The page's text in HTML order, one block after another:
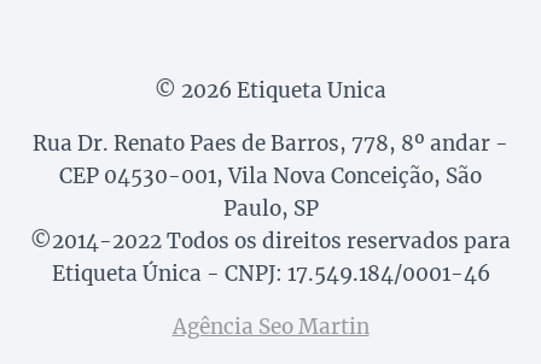
© 2026 Etiqueta Unica
Rua Dr. Renato Paes de Barros, 778, 8º andar -
CEP 04530-001, Vila Nova Conceição, São
Paulo, SP
©2014-2022 Todos os direitos reservados para
Etiqueta Única - CNPJ: 17.549.184/0001-46
Agência Seo Martin